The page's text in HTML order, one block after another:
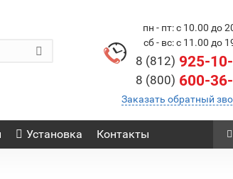
пн - пт: с 10.00 до
сб - вс: с 11.00 до
8 (812) 925-
8 (800) 600-
Заказать обратный
Установка Контакты